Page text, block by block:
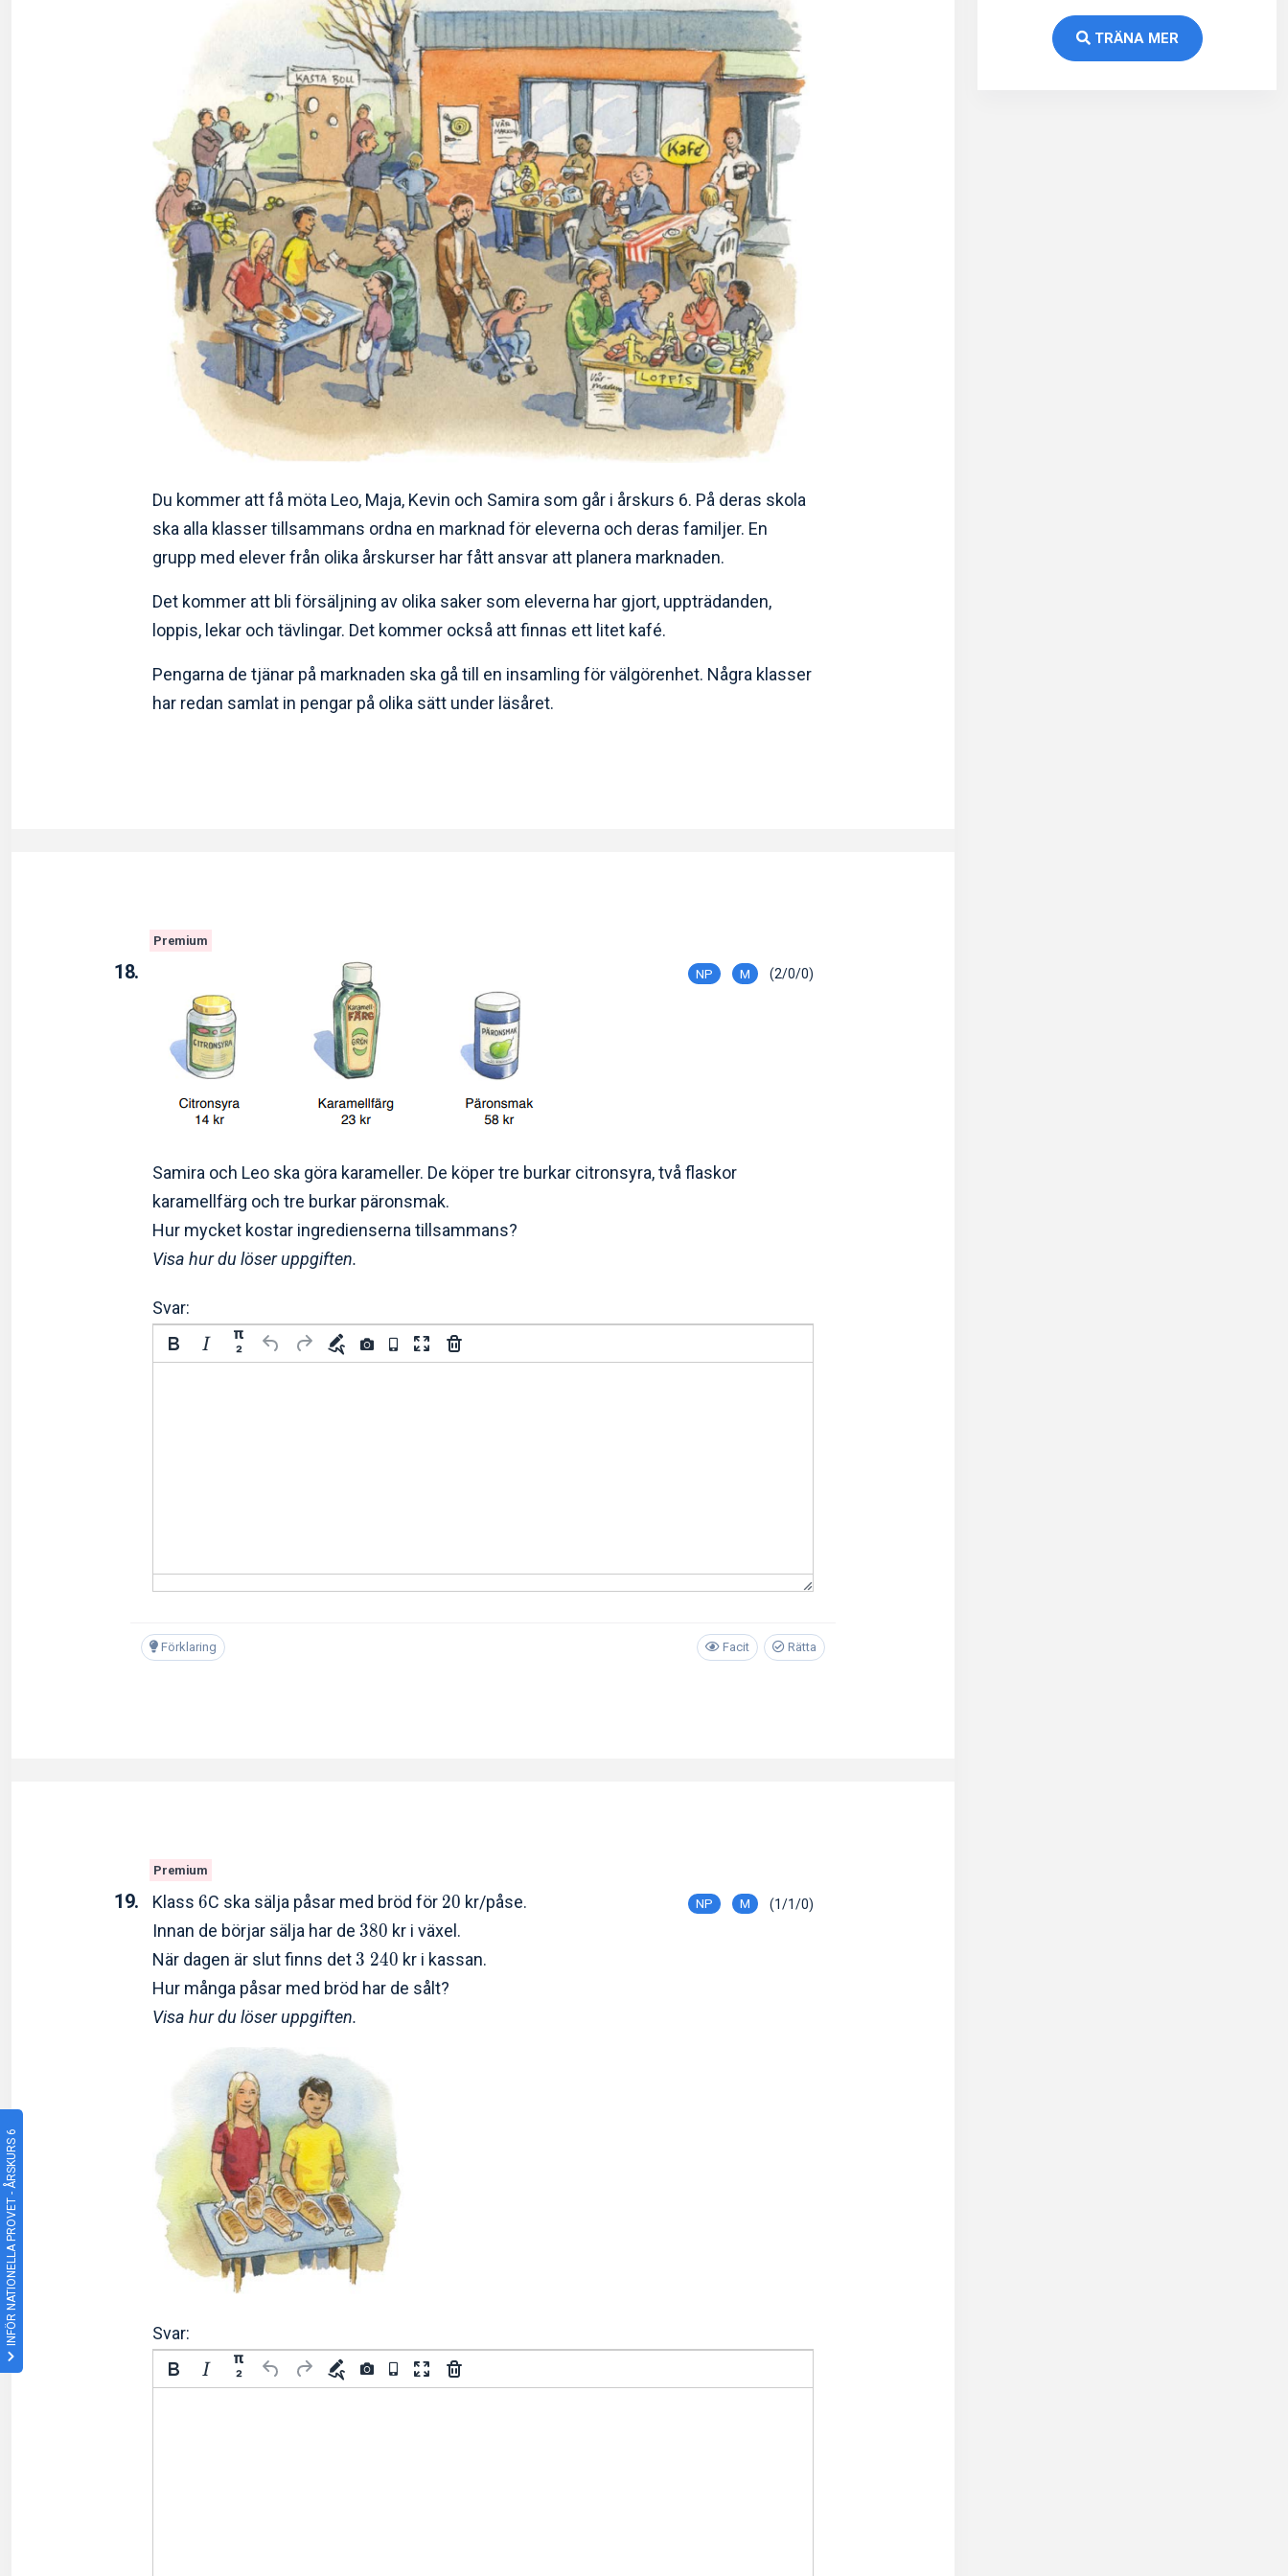
INFÖR NATIONELLA PROVET - ÅRSKURS 6
Du kommer att få möta Leo, Maja, Kevin och Samira som går i årskurs 6. På deras skola
ska alla klasser tillsammans ordna en marknad för eleverna och deras familjer. En
grupp med elever från olika årskurser har fått ansvar att planera marknaden.
Det kommer att bli försäljning av olika saker som eleverna har gjort, uppträdanden,
loppis, lekar och tävlingar. Det kommer också att finnas ett litet kafé.
Pengarna de tjänar på marknaden ska gå till en insamling för välgörenhet. Några klasser
har redan samlat in pengar på olika sätt under läsåret.
18.
Premium
(2/0/0)
M
NP
Samira och Leo ska göra karameller. De köper tre burkar citronsyra, två flaskor
karamellfärg och tre burkar päronsmak.
Hur mycket kostar ingredienserna tillsammans?
Visa hur du löser uppgiften.
Svar:
π
²
Förklaring Rätta
Facit
19.
Premium
(1/1/0)
M
NP
Klass 6C ska sälja påsar med bröd för 20 kr/påse.
Innan de börjar sälja har de 380 kr i växel.
När dagen är slut finns det3 240 kr i kassan.
Hur många påsar med bröd har de sålt?
Visa hur du löser uppgiften.
Svar:
π
²
TRÄNA MER